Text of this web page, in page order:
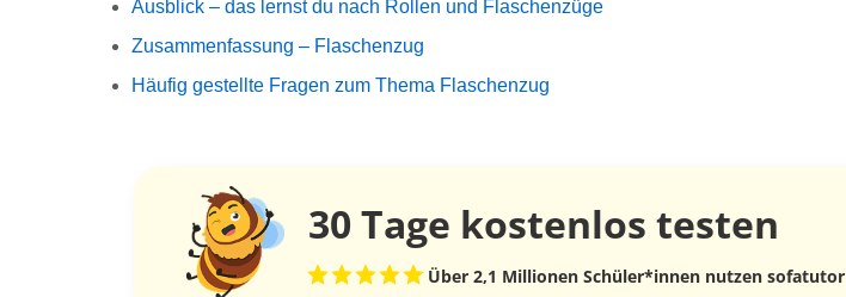
Ausblick – das lernst du nach Rollen und Flaschenzüge
Zusammenfassung – Flaschenzug
Häufig gestellte Fragen zum Thema Flaschenzug
30 Tage kostenlos testen
Über 2,1 Millionen Schüler*innen nutzen sofatutor